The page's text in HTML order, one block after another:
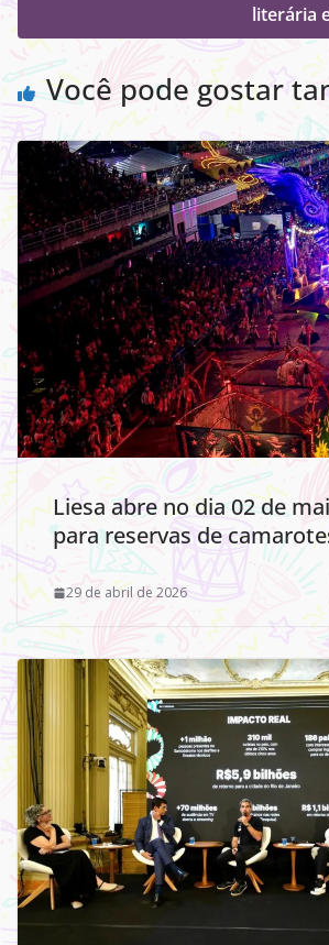
literária
Você pode gostar
Liesa abre no dia 02 de
para reservas de
29 de abril de 2026